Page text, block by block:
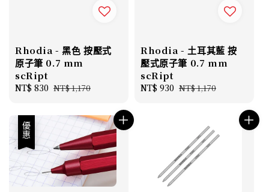
Rhodia - 黑色 按壓式
原子筆 0.7 mm
scRipt
Sale
NT$ 830 Regular
NT$ 1,170
Rhodia - 土耳其藍 按
壓式原子筆 0.7 mm
scRipt
Sale
NT$ 930 Regular
NT$ 1,170
優惠